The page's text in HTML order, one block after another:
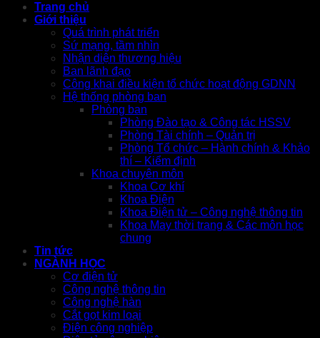
Trang chủ
Giới thiệu
Quá trình phát triển
Sứ mạng, tầm nhìn
Nhận diện thương hiệu
Ban lãnh đạo
Công khai điều kiện tổ chức hoạt động GDNN
Hệ thống phòng ban
Phòng ban
Phòng Đào tạo & Công tác HSSV
Phòng Tài chính – Quản trị
Phòng Tổ chức – Hành chính & Khảo
thí – Kiểm định
Khoa chuyên môn
Khoa Cơ khí
Khoa Điện
Khoa Điện tử – Công nghệ thông tin
Khoa May thời trang & Các môn học
chung
Tin tức
NGÀNH HỌC
Cơ điện tử
Công nghệ thông tin
Công nghệ hàn
Cắt gọt kim loại
Điện công nghiệp